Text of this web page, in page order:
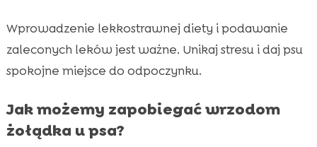
Wprowadzenie lekkostrawnej diety i podawanie
zaleconych leków jest ważne. Unikaj stresu i daj psu
spokojne miejsce do odpoczynku.
Jak możemy zapobiegać wrzodom
żołądka u psa?